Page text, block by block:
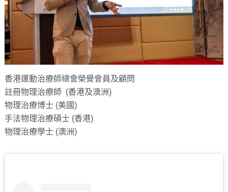
香港運動治療師總會榮譽會員及顧問
註冊物理治療師 (香港及澳洲)
物理治療博士 (美國)
手法物理治療碩士 (香港)
物理治療學士 (澳洲)